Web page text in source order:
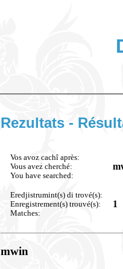
Rezultats -
Vos avoz cachî après:
Vous avez cherché:
You have searched:
Eredjistrumint(s) di trové(s):
Enregistrement(s) trouvé(s):
Matches:
1
mwin